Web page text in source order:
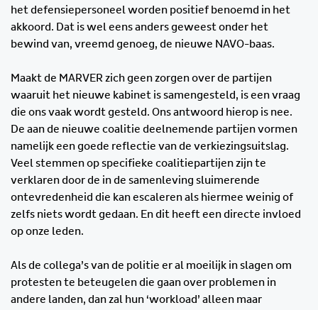
het defensiepersoneel worden positief benoemd in het
akkoord. Dat is wel eens anders geweest onder het
bewind van, vreemd genoeg, de nieuwe NAVO-baas.
Maakt de MARVER zich geen zorgen over de partijen
waaruit het nieuwe kabinet is samengesteld, is een vraag
die ons vaak wordt gesteld. Ons antwoord hierop is nee.
De aan de nieuwe coalitie deelnemende partijen vormen
namelijk een goede reflectie van de verkiezingsuitslag.
Veel stemmen op specifieke coalitiepartijen zijn te
verklaren door de in de samenleving sluimerende
ontevredenheid die kan escaleren als hiermee weinig of
zelfs niets wordt gedaan. En dit heeft een directe invloed
op onze leden.
Als de collega’s van de politie er al moeilijk in slagen om
protesten te beteugelen die gaan over problemen in
andere landen, dan zal hun ‘workload’ alleen maar